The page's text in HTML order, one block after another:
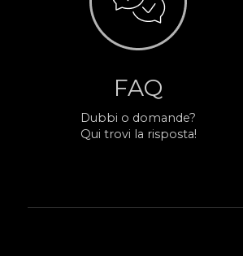
FAQ
Dubbi o domande?
Qui trovi la risposta!